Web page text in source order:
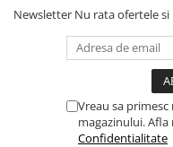
Newsletter Nu rata ofertele
Vreau sa
magazinului.
Confidentialitate